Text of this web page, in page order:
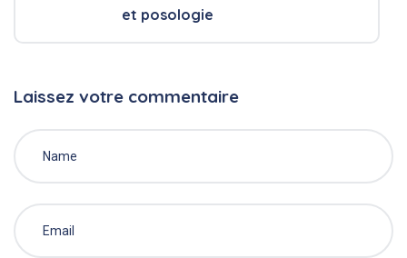
et posologie
Laissez votre commentaire